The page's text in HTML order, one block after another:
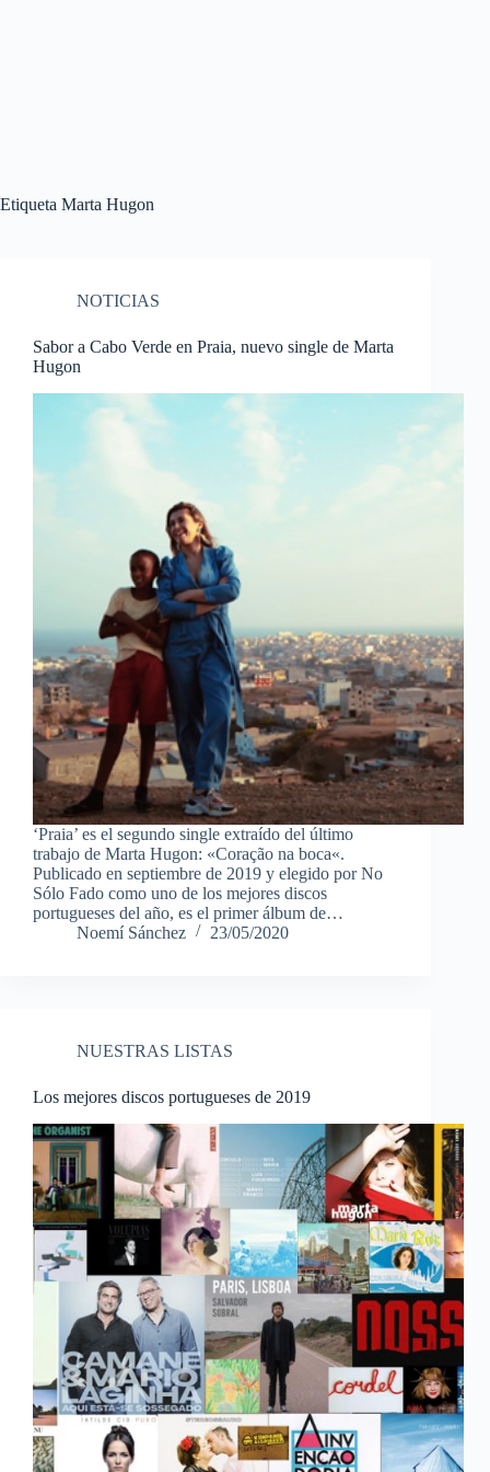
Etiqueta Marta Hugon
NOTICIAS
Sabor a Cabo Verde en Praia, nuevo single de Marta
Hugon
‘Praia’ es el segundo single extraído del último
trabajo de Marta Hugon: «Coração na boca«.
Publicado en septiembre de 2019 y elegido por No
Sólo Fado como uno de los mejores discos
portugueses del año, es el primer álbum de…
Noemí Sánchez
23/05/2020
NUESTRAS LISTAS
Los mejores discos portugueses de 2019